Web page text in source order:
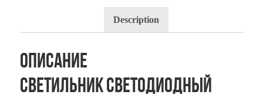
Description
Описание
Светильник светодиодный